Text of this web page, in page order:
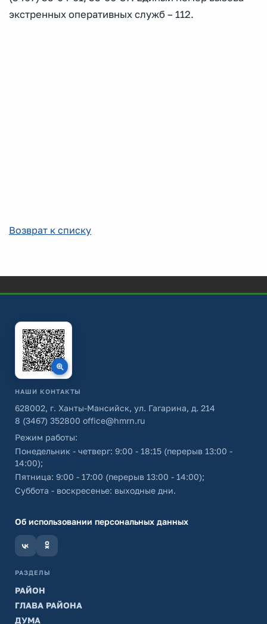
экстренных оперативных служб – 112.
Возврат к списку
НАШИ КОНТАКТЫ
628002, г. Ханты-Мансийск, ул. Гагарина, д. 214
8 (3467) 352800 office@hmrn.ru
Режим работы:
Понедельник - четверг: 9:00 - 18:15 (перерыв 13:00 -
14:00);
Пятница: 9:00 - 17:00 (перерыв 13:00 - 14:00);
Суббота - воскресенье: выходные дни.
Об использовании персональных данных
РАЗДЕЛЫ
РАЙОН
ГЛАВА РАЙОНА
ДУМА